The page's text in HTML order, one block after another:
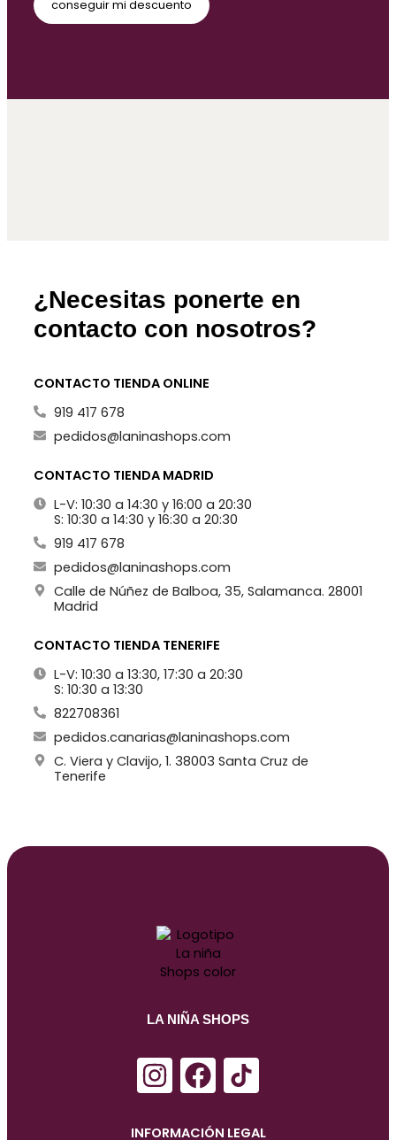
¿Necesitas ponerte en
contacto con nosotros?
CONTACTO TIENDA ONLINE
919 417 678
pedidos@laninashops.com
CONTACTO TIENDA MADRID
L-V: 10:30 a 14:30 y 16:00 a 20:30
S: 10:30 a 14:30 y 16:30 a 20:30
919 417 678
pedidos@laninashops.com
Calle de Núñez de Balboa, 35, Salamanca. 28001
Madrid
CONTACTO TIENDA TENERIFE
L-V: 10:30 a 13:30, 17:30 a 20:30
S: 10:30 a 13:30
822708361
pedidos.canarias@laninashops.com
C. Viera y Clavijo, 1. 38003 Santa Cruz de
Tenerife
LA NIÑA SHOPS
I
n
s
F
a
c
INFORMACIÓN LEGAL